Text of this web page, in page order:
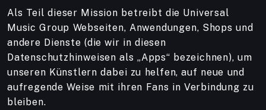
Als Teil dieser Mission betreibt die Universal
Music Group Webseiten, Anwendungen, Shops und
andere Dienste (die wir in diesen
Datenschutzhinweisen als „Apps“ bezeichnen), um
unseren Künstlern dabei zu helfen, auf neue und
aufregende Weise mit ihren Fans in Verbindung zu
bleiben.